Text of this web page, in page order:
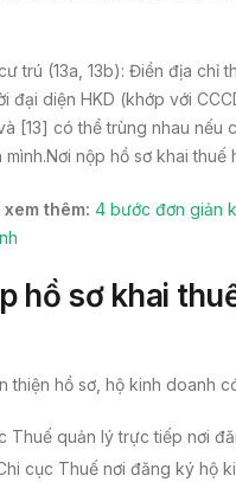
trú (13a, 13b): Điền địa chỉ
đại diện HKD (khớp với
[13] có thể trùng nhau nếu
mình.Nơi nộp hồ sơ khai thuế
thêm: 4 bước đơn giản
hồ sơ khai
thiện hồ sơ, hộ kinh doanh
Thuế quản lý trực tiếp nơi
cục Thuế nơi đăng ký hộ